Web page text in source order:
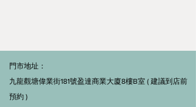
門市地址：
九龍觀塘偉業街181號盈達商業大廈8樓B室 ( 建議到店前
預約 )